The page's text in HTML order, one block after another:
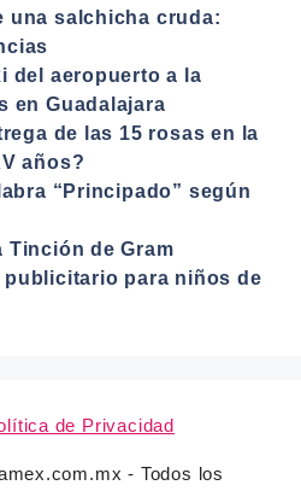
una salchicha cruda:
del aeropuerto a la
en Guadalajara
de las 15 rosas en la
años?
“Principado” según
Tinción de Gram
publicitario para niños de
de Privacidad
- Todos los